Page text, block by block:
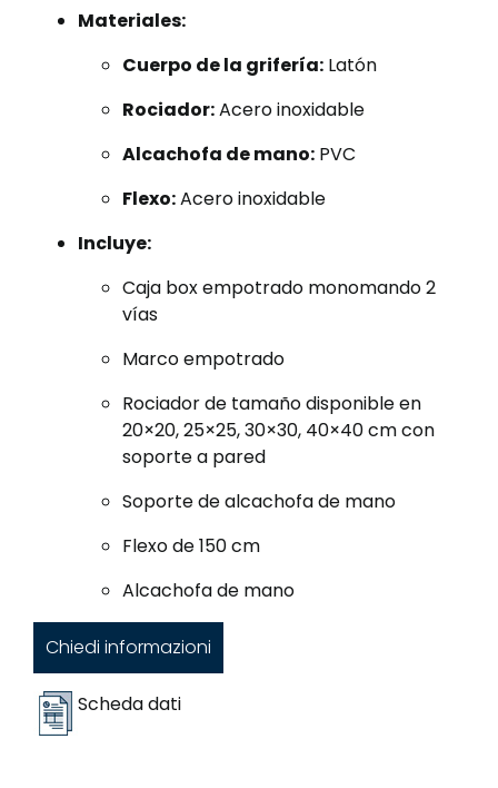
Materiales:
Cuerpo de la grifería: Latón
Rociador:Acero inoxidable
Alcachofa de mano: PVC
Flexo:Acero inoxidable
Incluye:
Caja box empotrado monomando 2
vías
Marco empotrado
Rociador de tamaño disponible en
20×20, 25×25, 30×30, 40×40 cm con
soporte a pared
Soporte de alcachofa de mano
Flexo de 150 cm
Alcachofa de mano
Chiedi informazioni
Scheda dati